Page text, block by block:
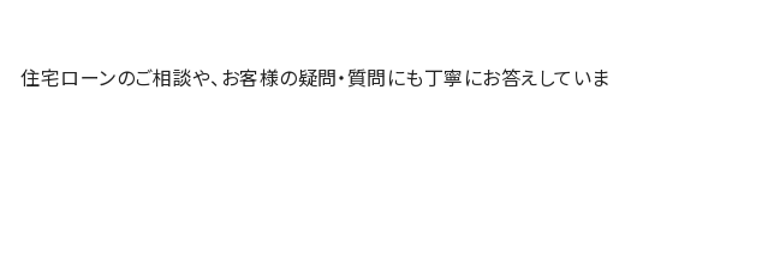
住宅ローンのご相談や、お客様の疑問・質問にも丁寧にお答えしていま